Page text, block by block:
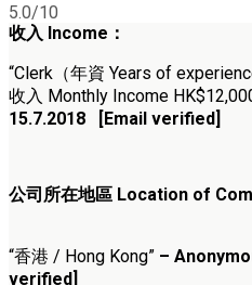
5.0/10
收入 Income ：
“Clerk（年資 Years of
收入 Monthly Income
15.7.2018 [Email verified]
公司所在地區 Location of
“香港 / Hong Kong” –
verified]